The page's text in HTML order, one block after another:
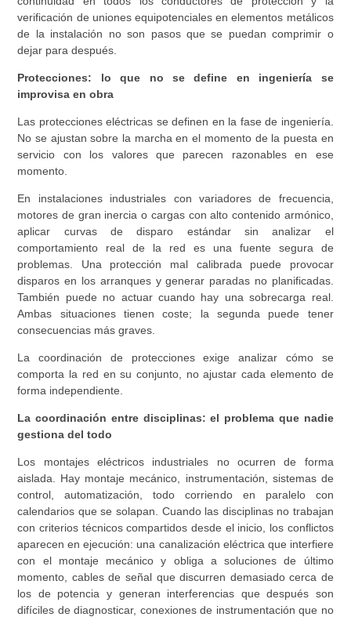
verificación de uniones equipotenciales en elementos metálicos
de la instalación no son pasos que se puedan comprimir o
dejar para después.
Protecciones: lo que no se define en ingeniería se
improvisa en obra
Las protecciones eléctricas se definen en la fase de ingeniería.
No se ajustan sobre la marcha en el momento de la puesta en
servicio con los valores que parecen razonables en ese
momento.
En instalaciones industriales con variadores de frecuencia,
motores de gran inercia o cargas con alto contenido armónico,
aplicar curvas de disparo estándar sin analizar el
comportamiento real de la red es una fuente segura de
problemas. Una protección mal calibrada puede provocar
disparos en los arranques y generar paradas no planificadas.
También puede no actuar cuando hay una sobrecarga real.
Ambas situaciones tienen coste; la segunda puede tener
consecuencias más graves.
La coordinación de protecciones exige analizar cómo se
comporta la red en su conjunto, no ajustar cada elemento de
forma independiente.
La coordinación entre disciplinas: el problema que nadie
gestiona del todo
Los montajes eléctricos industriales no ocurren de forma
aislada. Hay montaje mecánico, instrumentación, sistemas de
control, automatización, todo corriendo en paralelo con
calendarios que se solapan. Cuando las disciplinas no trabajan
con criterios técnicos compartidos desde el inicio, los conflictos
aparecen en ejecución: una canalización eléctrica que interfiere
con el montaje mecánico y obliga a soluciones de último
momento, cables de señal que discurren demasiado cerca de
los de potencia y generan interferencias que después son
difíciles de diagnosticar, conexiones de instrumentación que no